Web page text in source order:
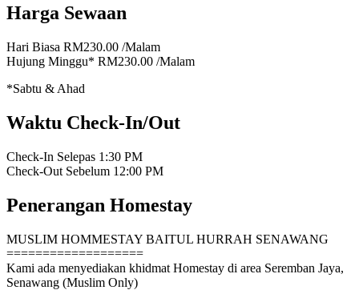
Harga Sewaan
Hari Biasa RM230.00 /Malam
Hujung Minggu* RM230.00 /Malam
*Sabtu & Ahad
Waktu Check-In/Out
Check-In Selepas 1:30 PM
Check-Out Sebelum 12:00 PM
Penerangan Homestay
MUSLIM HOMMESTAY BAITUL HURRAH SENAWANG
===================
Kami ada menyediakan khidmat Homestay di area Seremban Jaya,
Senawang (Muslim Only)